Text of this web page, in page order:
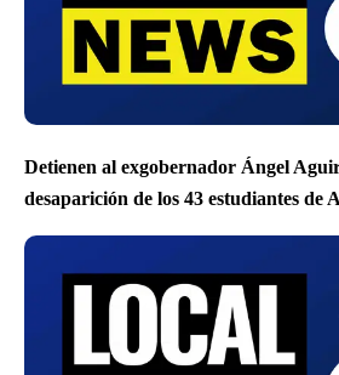
Detienen al exgobernador Ángel
desaparición de los 43 estudiantes de